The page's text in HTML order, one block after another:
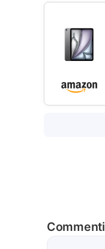
Commenti